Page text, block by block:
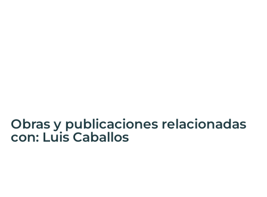
Obras y publicaciones relacionadas
con: Luis Caballos